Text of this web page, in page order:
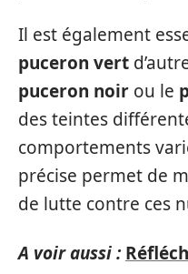
Il est également
puceron vert
puceron noir ou le
des teintes
comportements
précise permet de
de lutte contre ces
A voir aussi :